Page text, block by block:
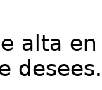
alta
desees.